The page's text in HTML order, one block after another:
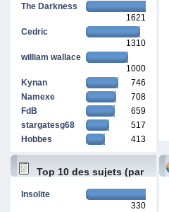
The Darkness
1621
Cedric
1310
william wallace
1000
Kynan
746
Namexe
708
FdB
659
stargatesg68
517
Hobbes
413
Top 10 des sujets (par
Insolite
330